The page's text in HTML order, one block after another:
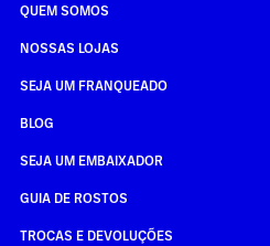
QUEM SOMOS
NOSSAS LOJAS
SEJA UM FRANQUEADO
BLOG
SEJA UM EMBAIXADOR
GUIA DE ROSTOS
TROCAS E DEVOLUÇÕES